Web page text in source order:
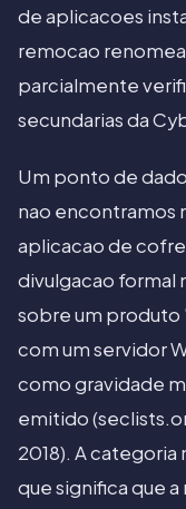
de aplicacoes
remocao
parcialmente
secundarias da
Um ponto de
nao encontramos
aplicacao de
divulgacao formal
sobre um produto
com um servidor
como gravidade
emitido
2018). A
que significa que